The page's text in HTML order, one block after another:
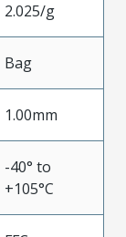
2.025/g
Bag
1.00mm
-40° to
+105°C